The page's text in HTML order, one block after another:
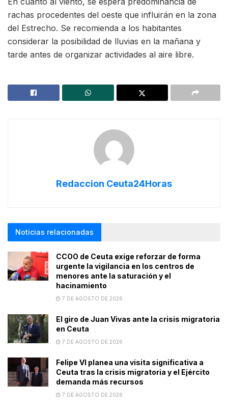
rachas procedentes del oeste que influirán en la zona
del Estrecho. Se recomienda a los habitantes
considerar la posibilidad de lluvias en la mañana y
tarde antes de organizar actividades al aire libre.
Redaccion Ceuta24Horas
Noticias relacionadas
CCOO de Ceuta exige reforzar de forma
urgente la vigilancia en los centros de
menores ante la saturación y el
hacinamiento
7 DE AGOSTO DE 2026
El giro de Juan Vivas ante la crisis migratoria
en Ceuta
7 DE AGOSTO DE 2026
Felipe VI planea una visita significativa a
Ceuta tras la crisis migratoria y el Ejército
demanda más recursos
7 DE AGOSTO DE 2026